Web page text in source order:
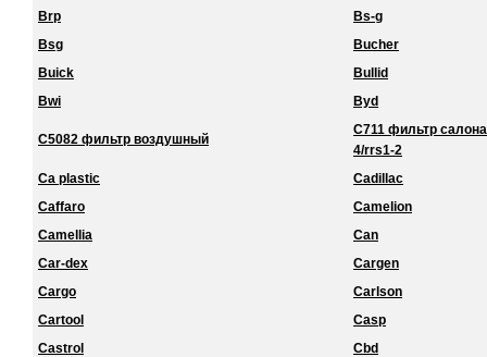
Brp
Bs-g
Bsg
Bucher
Buick
Bullid
Bwi
Byd
C5082 фильтр воздушный
C711 фильтр
4/rrs1-2
Ca plastic
Cadillac
Caffaro
Camelion
Camellia
Can
Car-dex
Cargen
Cargo
Carlson
Cartool
Casp
Castrol
Cbd